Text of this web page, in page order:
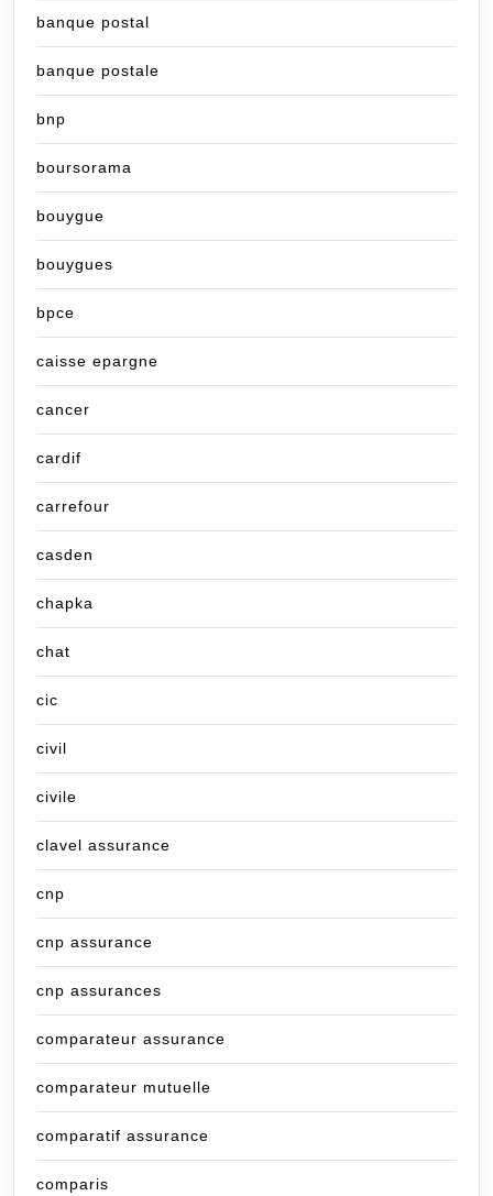
banque postal
banque postale
bnp
boursorama
bouygue
bouygues
bpce
caisse epargne
cancer
cardif
carrefour
casden
chapka
chat
cic
civil
civile
clavel assurance
cnp
cnp assurance
cnp assurances
comparateur assurance
comparateur mutuelle
comparatif assurance
comparis